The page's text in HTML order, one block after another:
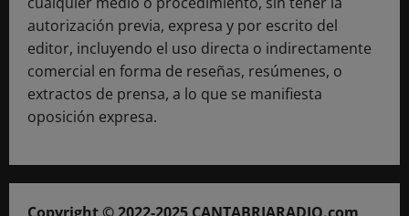
autorización previa, expresa y por escrito del
editor, incluyendo el uso directa o indirectamente
comercial en forma de reseñas, resúmenes, o
extractos de prensa, a lo que se manifiesta
oposición expresa.